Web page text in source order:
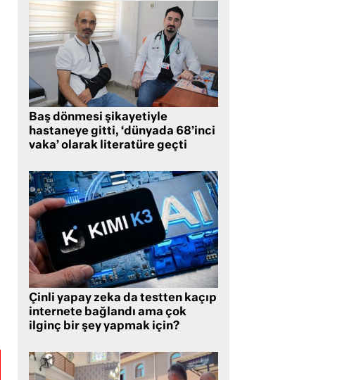
Baş dönmesi şikayetiyle
hastaneye gitti, ‘dünyada 68’inci
vaka’ olarak literatüre geçti
Çinli yapay zeka da testten kaçıp
internete bağlandı ama çok
ilginç bir şey yapmak için?